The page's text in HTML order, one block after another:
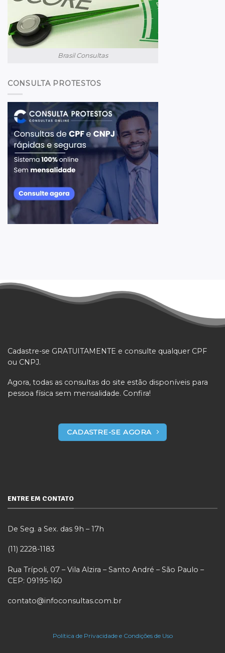
Brasil Consultas
CONSULTA PROTESTOS
Cadastre-se GRATUITAMENTE e consulte qualquer CPF
ou CNPJ.
Agora, todas as consultas do site estão disponíveis para
pessoa física sem mensalidade. Confira!
CADASTRE-SE AGORA
ENTRE EM CONTATO
De Seg. a Sex. das 9h – 17h
(11) 2228-1183
Rua Trípoli, 07 – Vila Alzira – Santo André – São Paulo –
CEP: 09195-160
contato@infoconsultas.com.br
Política de Privacidade e Condições de Uso